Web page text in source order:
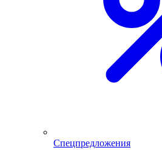
Спецпредложения